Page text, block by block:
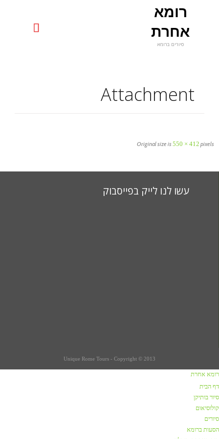
רומא
אחרת
סיורים ברומא

Attachment
Original size is550 × 412 pixels
עשו לנו לייק בפייסבוק
מסעדות מומלצות ברומא
Unique Rome Tours - Copyright © 2013
רומא אחרת
דף הבית
סיור בותיקן
קולוסיאום
סיורים
הסעות ברומא